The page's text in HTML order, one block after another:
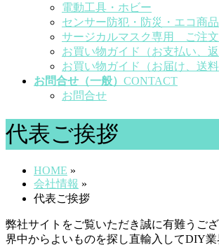
電動工具・ホビー
センサー防犯・防災・エコ商品
サージカルマスク専用 ご注
お買い物ガイド（お支払い、返
お買い物ガイド（お届け、送料
お問合せ（一般） CONTACT
お問合せ
代表ご挨拶
HOME »
会社情報 »
代表ご挨拶
弊社サイトをご覧いただき誠に有難うご
界中からよいものを探し直輸入してDIY